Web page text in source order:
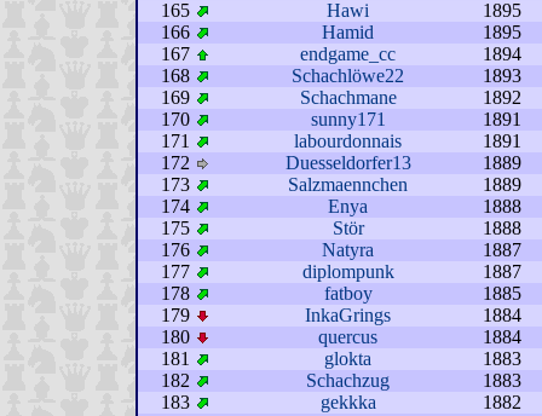
165
Hawi
1895
166
Hamid
1895
167
endgame_cc
1894
168
Schachlöwe22
1893
169
Schachmane
1892
170
sunny171
1891
171
labourdonnais
1891
172
Duesseldorfer13
1889
173
Salzmaennchen
1889
174
Enya
1888
175
Stör
1888
176
Natyra
1887
177
diplompunk
1887
178
fatboy
1885
179
InkaGrings
1884
180
quercus
1884
181
glokta
1883
182
Schachzug
1883
183
gekkka
1882